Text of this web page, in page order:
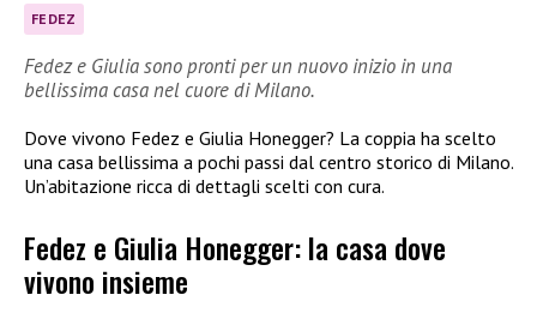
FEDEZ
Fedez e Giulia sono pronti per un nuovo inizio in una
bellissima casa nel cuore di Milano.
Dove vivono Fedez e Giulia Honegger? La coppia ha scelto
una casa bellissima a pochi passi dal centro storico di Milano.
Un’abitazione ricca di dettagli scelti con cura.
Fedez e Giulia Honegger: la casa dove
vivono insieme